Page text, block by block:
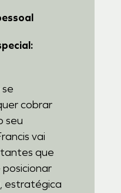
cobrar
seu
vai
que
estratégica